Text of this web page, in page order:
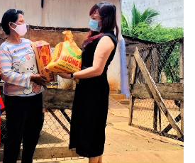
Bộ và Tây
Long